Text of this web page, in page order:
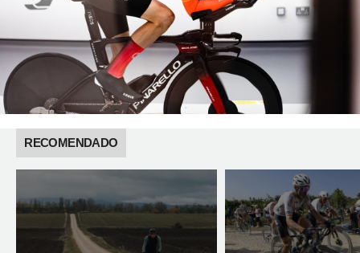
RECOMENDADO